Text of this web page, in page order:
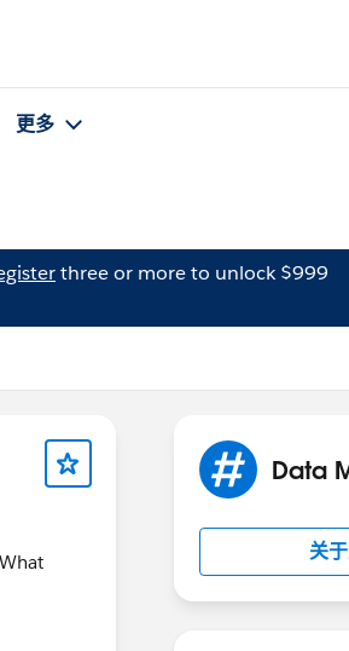
更多
three or more to unlock $999
Data
关